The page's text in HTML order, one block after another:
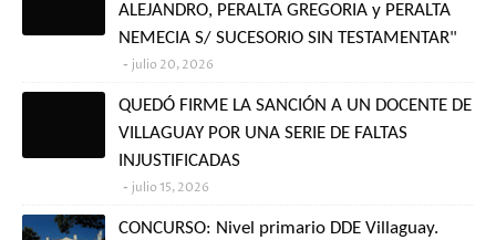
ALEJANDRO, PERALTA GREGORIA y PERALTA
NEMECIA S/ SUCESORIO SIN TESTAMENTAR"
julio 20, 2026
QUEDÓ FIRME LA SANCIÓN A UN DOCENTE DE
VILLAGUAY POR UNA SERIE DE FALTAS
INJUSTIFICADAS
julio 15, 2026
CONCURSO: Nivel primario DDE Villaguay.